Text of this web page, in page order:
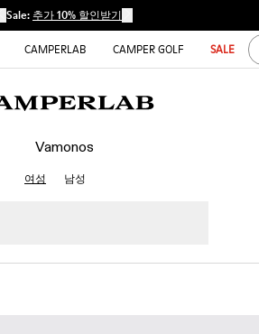
Sale: 추가 10% 할인받기
CAMPERLAB CAMPER GOLF SALE
Vamonos
여성 남성